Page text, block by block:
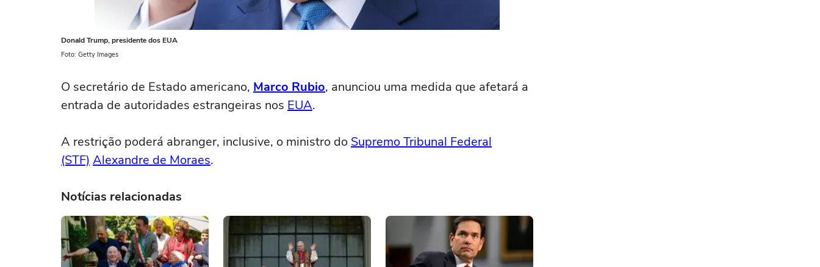
Donald Trump, presidente dos EUA
Foto: Getty Images
O secretário de Estado americano, Marco Rubio, anunciou uma medida que afetará a
entrada de autoridades estrangeiras nos EUA.
A restrição poderá abranger, inclusive, o ministro do Supremo Tribunal Federal
(STF) Alexandre de Moraes.
Notícias relacionadas